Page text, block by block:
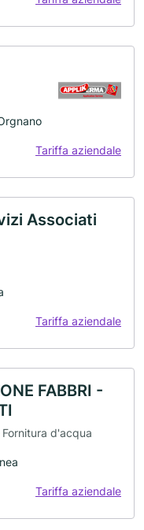
Tariffa aziendale
Associati
Tariffa aziendale
FABBRI -
Fornitura d'acqua
Tariffa aziendale